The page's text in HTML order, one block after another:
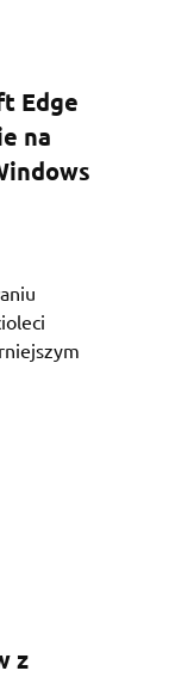
Edge
na
z